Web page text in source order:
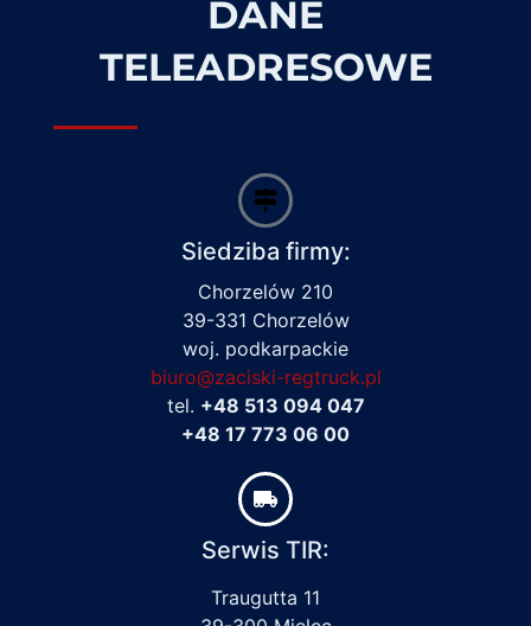
DANE
TELEADRESOWE
Siedziba firmy:
Chorzelów 210
39-331 Chorzelów
woj. podkarpackie
biuro@zaciski-regtruck.pl
tel. +48 513 094 047
+48 17 773 06 00
Serwis TIR:
Traugutta 11